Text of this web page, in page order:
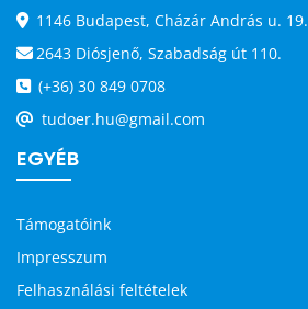
1146 Budapest, Cházár András u. 19.
2643 Diósjenő, Szabadság út 110.
(+36) 30 849 0708
tudoer.hu@gmail.com
EGYÉB
Támogatóink
Impresszum
Felhasználási feltételek